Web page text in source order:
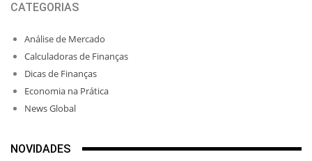
CATEGORIAS
Análise de Mercado
Calculadoras de Finanças
Dicas de Finanças
Economia na Prática
News Global
NOVIDADES